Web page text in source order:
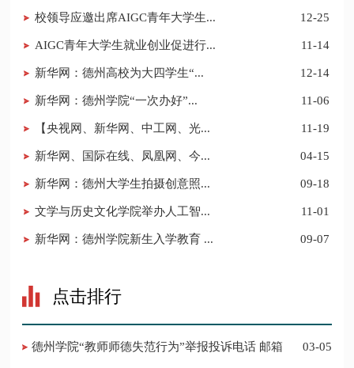
校领导应邀出席AIGC青年大学生... 12-25
AIGC青年大学生就业创业促进行... 11-14
新华网：德州高校为大四学生“... 12-14
新华网：德州学院“一次办好”... 11-06
【央视网、新华网、中工网、光... 11-19
新华网、国际在线、凤凰网、今... 04-15
新华网：德州大学生拍摄创意照... 09-18
文学与历史文化学院举办人工智... 11-01
新华网：德州学院新生入学教育 ... 09-07
点击排行
德州学院“教师师德失范行为”举报投诉电话 邮箱 03-05